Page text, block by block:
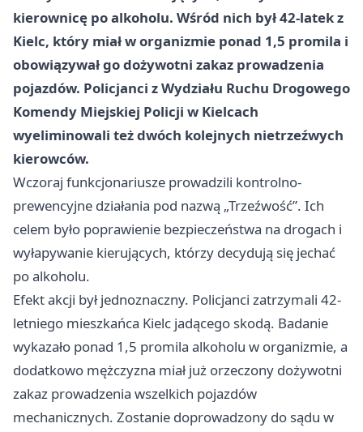
kierownicę po alkoholu. Wśród nich był 42-latek z
Kielc, który miał w organizmie ponad 1,5 promila i
obowiązywał go dożywotni zakaz prowadzenia
pojazdów. Policjanci z Wydziału Ruchu Drogowego
Komendy Miejskiej Policji w Kielcach
wyeliminowali też dwóch kolejnych nietrzeźwych
kierowców.
Wczoraj funkcjonariusze prowadzili kontrolno-
prewencyjne działania pod nazwą „Trzeźwość”. Ich
celem było poprawienie bezpieczeństwa na drogach i
wyłapywanie kierujących, którzy decydują się jechać
po alkoholu.
Efekt akcji był jednoznaczny. Policjanci zatrzymali 42-
letniego mieszkańca Kielc jadącego skodą. Badanie
wykazało ponad 1,5 promila alkoholu w organizmie, a
dodatkowo mężczyzna miał już orzeczony dożywotni
zakaz prowadzenia wszelkich pojazdów
mechanicznych. Zostanie doprowadzony do sądu w